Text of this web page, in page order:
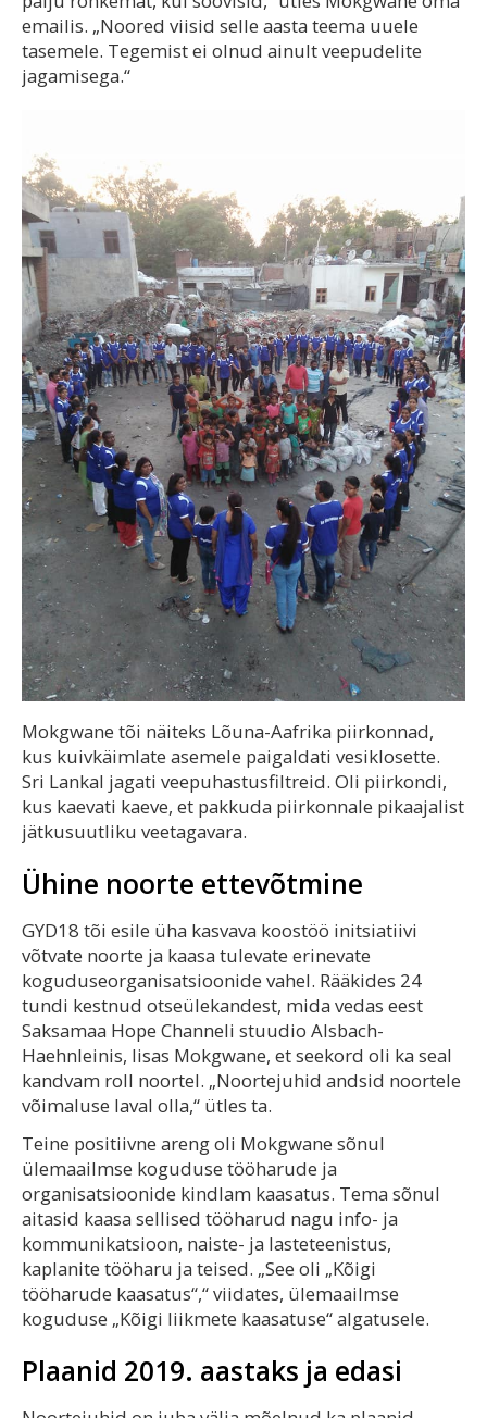
emailis. „Noored viisid selle aasta teema uuele
tasemele. Tegemist ei olnud ainult veepudelite
jagamisega.“
Mokgwane tõi näiteks Lõuna-Aafrika piirkonnad,
kus kuivkäimlate asemele paigaldati vesiklosette.
Sri Lankal jagati veepuhastusfiltreid. Oli piirkondi,
kus kaevati kaeve, et pakkuda piirkonnale pikaajalist
jätkusuutliku veetagavara.
Ühine noorte ettevõtmine
GYD18 tõi esile üha kasvava koostöö initsiatiivi
võtvate noorte ja kaasa tulevate erinevate
koguduseorganisatsioonide vahel. Rääkides 24
tundi kestnud otseülekandest, mida vedas eest
Saksamaa Hope Channeli stuudio Alsbach-
Haehnleinis, lisas Mokgwane, et seekord oli ka seal
kandvam roll noortel. „Noortejuhid andsid noortele
võimaluse laval olla,“ ütles ta.
Teine positiivne areng oli Mokgwane sõnul
ülemaailmse koguduse tööharude ja
organisatsioonide kindlam kaasatus. Tema sõnul
aitasid kaasa sellised tööharud nagu info- ja
kommunikatsioon, naiste- ja lasteteenistus,
kaplanite tööharu ja teised. „See oli „Kõigi
tööharude kaasatus“,“ viidates, ülemaailmse
koguduse „Kõigi liikmete kaasatuse“ algatusele.
Plaanid 2019. aastaks ja edasi